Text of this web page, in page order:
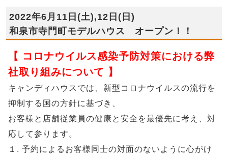
2022年6月11日(土),12日(日)
和泉市寺門町モデルハウス オープン！！
【 コロナウイルス感染予防対策における弊
社取り組みについて 】
キャンディハウスでは、新型コロナウイルスの流行を
抑制する国の方針に基づき、
お客様と店舗従業員の健康と安全を最優先に考え、対
応して参ります。
１. 予約によるお客様同士の対面のないように心がけ